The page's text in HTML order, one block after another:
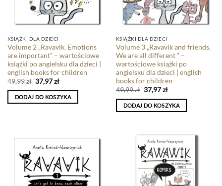
KSIĄŻKI DLA DZIECI
Volume 2 „Ravavik. Emotions
are important” – wartościowe
książki po angielsku dla dzieci |
english books for children
49,99zł 37,97zł
DODAJ DO KOSZYKA
KSIĄŻKI DLA DZIECI
Volume 3 „Ravavik and friends.
We are all different ” –
wartościowe książki po
angielsku dla dzieci | english
books for children
49,99zł 37,97zł
DODAJ DO KOSZYKA